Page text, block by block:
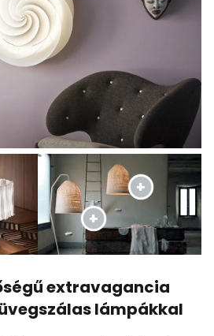
extravagancia
lámpákkal